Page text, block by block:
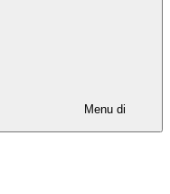
Menu di